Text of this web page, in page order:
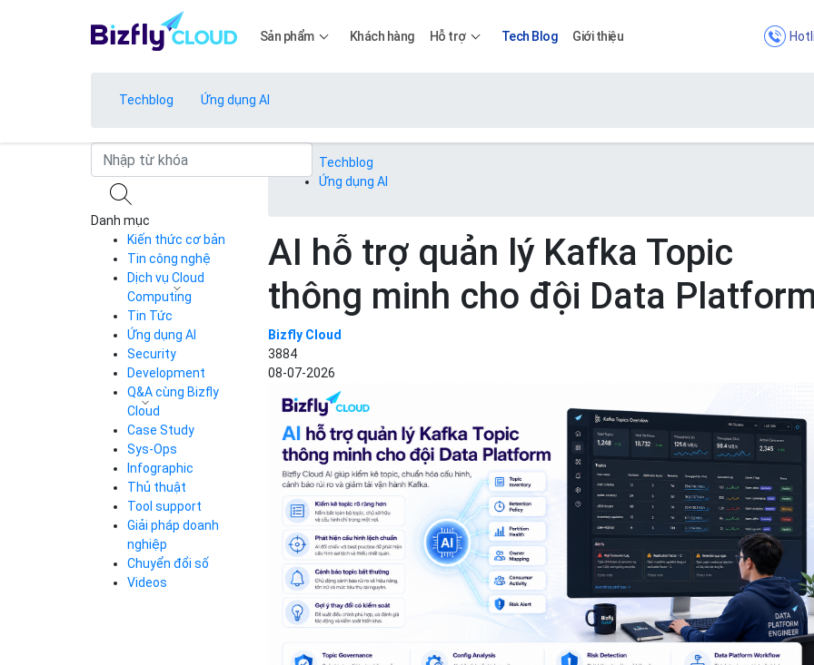
Sản phẩm
Bảng giá Apps
Bảng giá
Bảng giá Bảng giá
Bảng giá Bảng giá
Bảng giá
Bảng giá
Khách hàng Hỗ trợ Tech Blog Giới thiệu
Techblog Ứng dụng AI
Techblog
Ứng dụng AI
AI hỗ trợ quản lý Kafka Topic
thông minh cho đội Data
Bizfly Cloud
3884
08-07-2026
Danh mục
Kiến thức cơ bản
Tin công nghệ
Dịch vụ Cloud
Computing
Cloud Server
CDN
Load Balancer
Auto Scaling
Container Registry
Kubernetes
Cloud Database
Call Center
Business Email
Simple Storage
VPN
Traffic Manager
Cloud VPS
Kafka
Videos
Tin Tức
Ứng dụng AI
Security
Development
Q&A cùng Bizfly
Cloud
Q&A về Bizfly
Cloud Server
Thao tác kết nối
tới server
Videos
Q&A về Bizfly
Business Email
Videos
Case Study
Sys-Ops
Infographic
Thủ thuật
Tool support
Giải pháp doanh
nghiệp
Chuyển đổi số
Videos